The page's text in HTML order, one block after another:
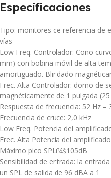
Especificaciones
Tipo: monitores de referencia de
vías
Low Freq. Controlador: Cono
mm) con bobina móvil de alta
amortiguado. Blindado
Frec. Alta Controlador: domo de
magnéticamente de 1 pulgada
Respuesta de frecuencia: 52 Hz –
Frecuencia de cruce: 2,0 kHz
Low Freq. Potencia del
Frec. Alta Potencia del
Máximo pico SPLï¼š105dB
Sensibilidad de entrada: la
un SPL de salida de 96 dBA a 1